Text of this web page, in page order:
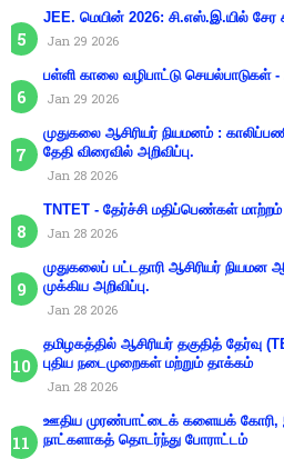
JEE. மெயின் 2026: சி.எஸ்.இ.யில்
Jan 29 2026
பள்ளி காலை வழிபாட்டு செயல்பாடுகள் -
Jan 29 2026
முதுகலை ஆசிரியர் நியமனம் :
தேதி விரைவில் அறிவிப்பு.
Jan 28 2026
TNTET - தேர்ச்சி மதிப்பெண்கள் மாற்றம்
Jan 28 2026
முதுகலைப் பட்டதாரி ஆசிரியர்
முக்கிய அறிவிப்பு.
Jan 28 2026
தமிழகத்தில் ஆசிரியர் தகுதித் தேர்வு
புதிய நடைமுறைகள் மற்றும் தாக்கம்
Jan 28 2026
ஊதிய முரண்பாட்டைக் களையக் கோரி,
நாட்களாகத் தொடர்ந்து போராட்டம்